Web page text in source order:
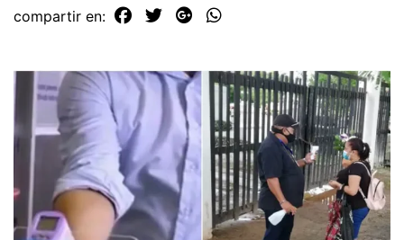
compartir en: